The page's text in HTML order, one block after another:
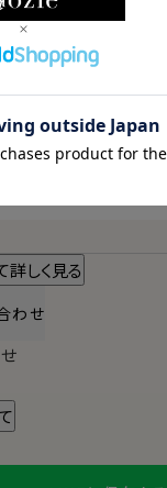
り41cm・裄丈90cm
ご注文で
宅配便 でお届けします。
る場合は除く）
詳しく見る
わせ